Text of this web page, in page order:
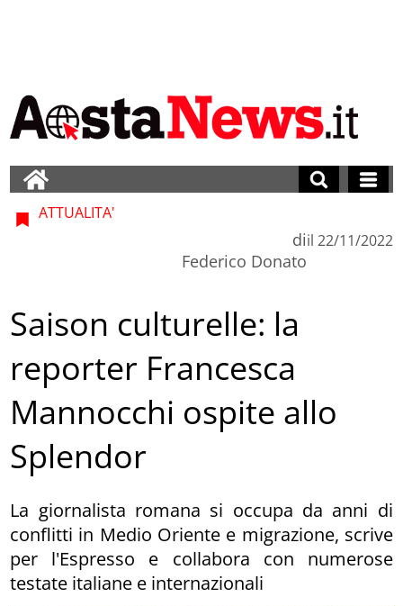
ATTUALITA'
di
Federico Donato
il 22/11/2022
Saison culturelle: la
reporter Francesca
Mannocchi ospite allo
Splendor
La giornalista romana si occupa da anni di
conflitti in Medio Oriente e migrazione, scrive
per l'Espresso e collabora con numerose
testate italiane e internazionali